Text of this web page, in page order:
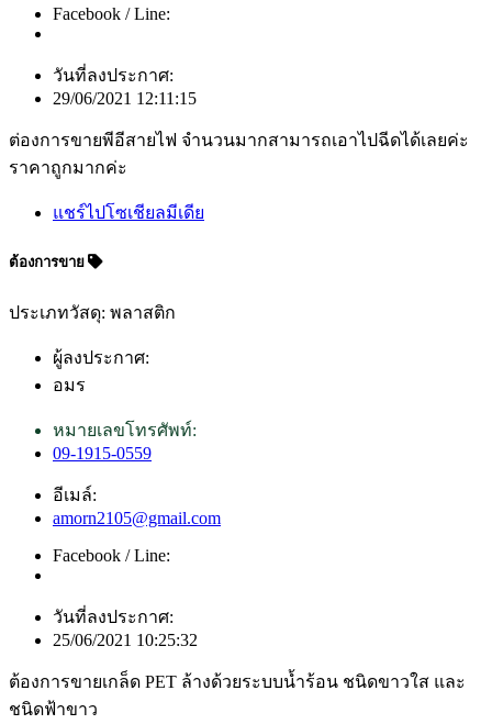
Facebook / Line:
วันที่ลงประกาศ:
29/06/2021 12:11:15
ต่องการขายพีอีสายไฟ จำนวนมากสามารถเอาไปฉีดได้เลยค่ะ
ราคาถูกมากค่ะ
แชร์ไปโซเชียลมีเดีย
ต้องการขาย
ประเภทวัสดุ: พลาสติก
ผู้ลงประกาศ:
อมร
หมายเลขโทรศัพท์:
09-1915-0559
อีเมล์:
amorn2105@gmail.com
Facebook / Line:
วันที่ลงประกาศ:
25/06/2021 10:25:32
ต้องการขายเกล็ด PET ล้างด้วยระบบน้ำร้อน ชนิดขาวใส และ
ชนิดฟ้าขาว